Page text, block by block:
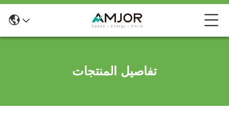
تفاصيل المنتجات